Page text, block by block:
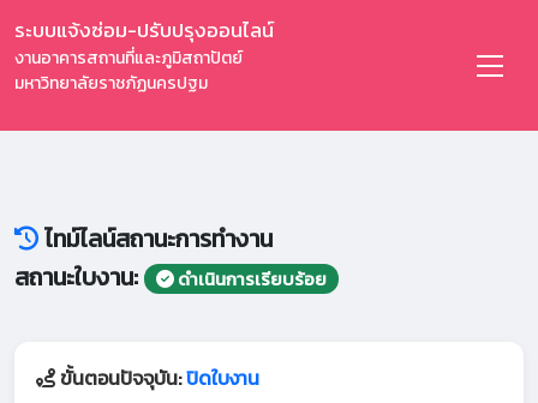
ระบบแจ้งซ่อม-ปรับปรุงออนไลน์
งานอาคารสถานที่และภูมิสถาปัตย์
มหาวิทยาลัยราชภัฏนครปฐม
ไทม์ไลน์สถานะการทำงาน
สถานะใบงาน:
ดำเนินการเรียบร้อย
ขั้นตอนปัจจุบัน:ปิดใบงาน